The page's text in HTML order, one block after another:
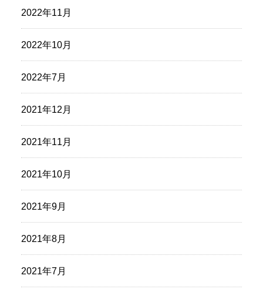
2022年11月
2022年10月
2022年7月
2021年12月
2021年11月
2021年10月
2021年9月
2021年8月
2021年7月